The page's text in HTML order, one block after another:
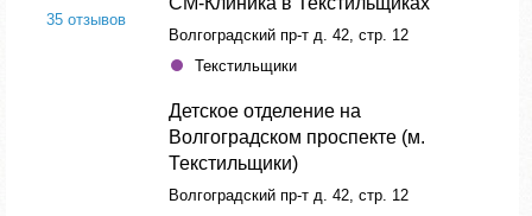
35 отзывов
Волгоградский пр-т д. 42, стр. 12
Текстильщики
Детское отделение на
Волгоградском проспекте (м.
Текстильщики)
Волгоградский пр-т д. 42, стр. 12